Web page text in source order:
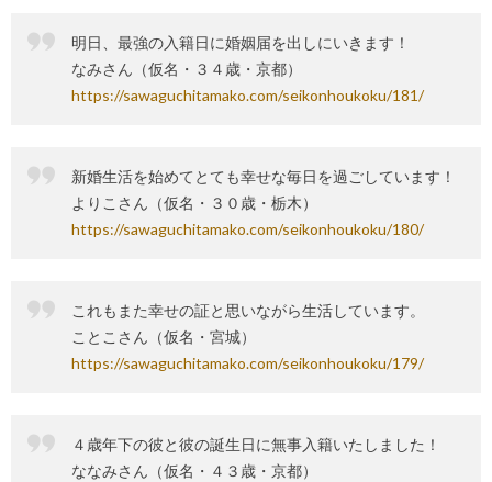
明日、最強の入籍日に婚姻届を出しにいきます！
なみさん（仮名・３４歳・京都）
https://sawaguchitamako.com/seikonhoukoku/181/
新婚生活を始めてとても幸せな毎日を過ごしています！
よりこさん（仮名・３０歳・栃木）
https://sawaguchitamako.com/seikonhoukoku/180/
これもまた幸せの証と思いながら生活しています。
ことこさん（仮名・宮城）
https://sawaguchitamako.com/seikonhoukoku/179/
４歳年下の彼と彼の誕生日に無事入籍いたしました！
ななみさん（仮名・４３歳・京都）